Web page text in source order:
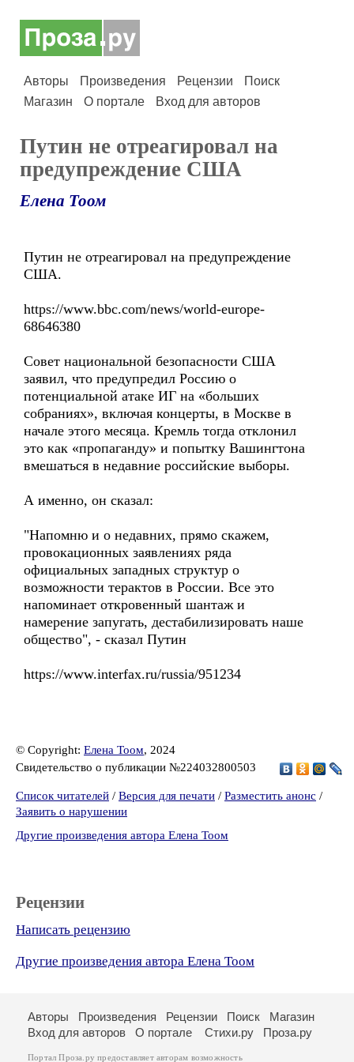
Авторы Произведения Рецензии
Поиск
Магазин
О портале Вход для авторов
Путин не отреагировал на
предупреждение США
Елена Тоом
Путин не отреагировал на предупреждение
США.
https://www.bbc.com/news/world-europe-
68646380
Совет национальной безопасности США
заявил, что предупредил Россию о
потенциальной атаке ИГ на «больших
собраниях», включая концерты, в Москве в
начале этого месяца. Кремль тогда отклонил
это как «пропаганду» и попытку Вашингтона
вмешаться в недавние российские выборы.
А именно, он сказал:
"Напомню и о недавних, прямо скажем,
провокационных заявлениях ряда
официальных западных структур о
возможности терактов в России. Все это
напоминает откровенный шантаж и
намерение запугать, дестабилизировать наше
общество", - сказал Путин
https://www.interfax.ru/russia/951234
© Copyright: Елена Тоом, 2024
Свидетельство о публикации №224032800503
Список читателей / Версия для печати / Разместить анонс /
Заявить о нарушении
Другие произведения автора Елена Тоом
Рецензии
Написать рецензию
Другие произведения автора Елена Тоом
Авторы Произведения Рецензии Поиск
Магазин
Вход для авторов
О портале Стихи.ру Проза.ру
Портал Проза.ру предоставляет авторам возможность